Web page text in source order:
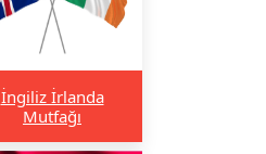
İngiliz İrlanda
Mutfağı